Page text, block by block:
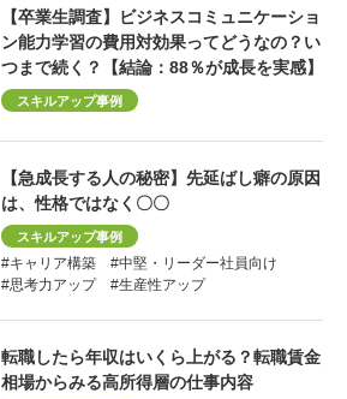
【卒業生調査】ビジネスコミュニケーショ
ン能力学習の費用対効果ってどうなの？い
つまで続く？【結論：88％が成長を実感】
スキルアップ事例
【急成長する人の秘密】先延ばし癖の原因
は、性格ではなく〇〇
スキルアップ事例
#キャリア構築
#中堅・リーダー社員向け
#思考力アップ
#生産性アップ
転職したら年収はいくら上がる？転職賃金
相場からみる高所得層の仕事内容